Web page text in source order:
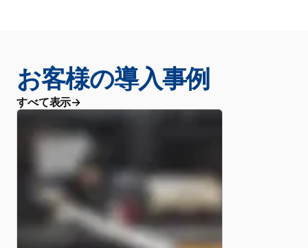
お客様の導入事例
すべて表示